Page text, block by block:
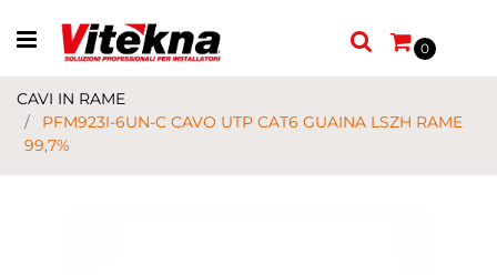
Open menu
0
CAVI IN RAME
PFM923I-6UN-C CAVO UTP CAT6 GUAINA LSZH RAME
99,7%